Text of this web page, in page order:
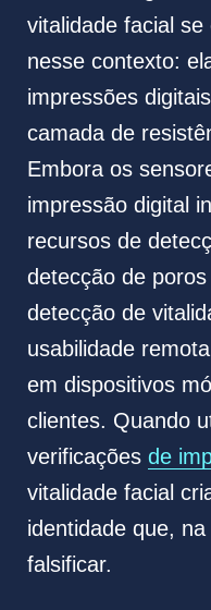
vitalidade facial
nesse contexto:
impressões
camada de
Embora os
impressão digital
recursos de
detecção de
detecção de
usabilidade
em dispositivos
clientes. Quando
verificações de
vitalidade facial
identidade que,
falsificar.